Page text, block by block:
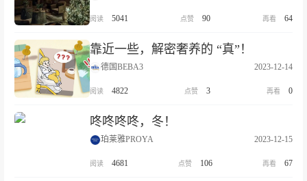
5041 90 64
靠近一些，解密奢养的 “真”！
德国BEBA3 2023-12-14
4822 3 0
咚咚咚咚，冬！
珀莱雅PROYA 2023-12-15
4681 106 67